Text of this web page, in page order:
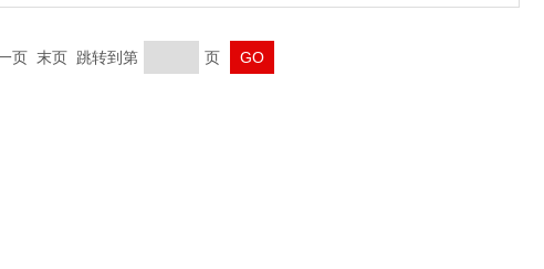
页 末页 跳转到第 页